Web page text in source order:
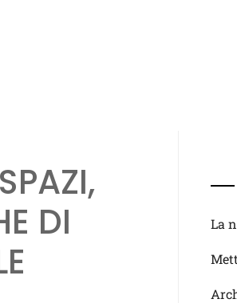
i giovani giocatori: valutazioni dei
DI
La